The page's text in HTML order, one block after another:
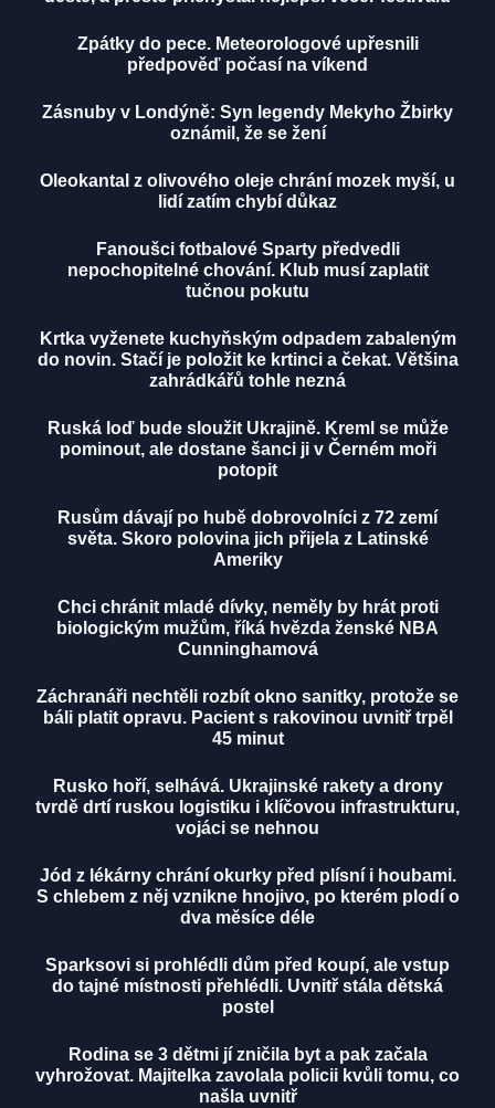
Zpátky do pece. Meteorologové upřesnili
předpověď počasí na víkend
Zásnuby v Londýně: Syn legendy Mekyho Žbirky
oznámil, že se žení
Oleokantal z olivového oleje chrání mozek myší, u
lidí zatím chybí důkaz
Fanoušci fotbalové Sparty předvedli
nepochopitelné chování. Klub musí zaplatit
tučnou pokutu
Krtka vyženete kuchyňským odpadem zabaleným
do novin. Stačí je položit ke krtinci a čekat. Většina
zahrádkářů tohle nezná
Ruská loď bude sloužit Ukrajině. Kreml se může
pominout, ale dostane šanci ji v Černém moři
potopit
Rusům dávají po hubě dobrovolníci z 72 zemí
světa. Skoro polovina jich přijela z Latinské
Ameriky
Chci chránit mladé dívky, neměly by hrát proti
biologickým mužům, říká hvězda ženské NBA
Cunninghamová
Záchranáři nechtěli rozbít okno sanitky, protože se
báli platit opravu. Pacient s rakovinou uvnitř trpěl
45 minut
Rusko hoří, selhává. Ukrajinské rakety a drony
tvrdě drtí ruskou logistiku i klíčovou infrastrukturu,
vojáci se nehnou
Jód z lékárny chrání okurky před plísní i houbami.
S chlebem z něj vznikne hnojivo, po kterém plodí o
dva měsíce déle
Sparksovi si prohlédli dům před koupí, ale vstup
do tajné místnosti přehlédli. Uvnitř stála dětská
postel
Rodina se 3 dětmi jí zničila byt a pak začala
vyhrožovat. Majitelka zavolala policii kvůli tomu, co
našla uvnitř